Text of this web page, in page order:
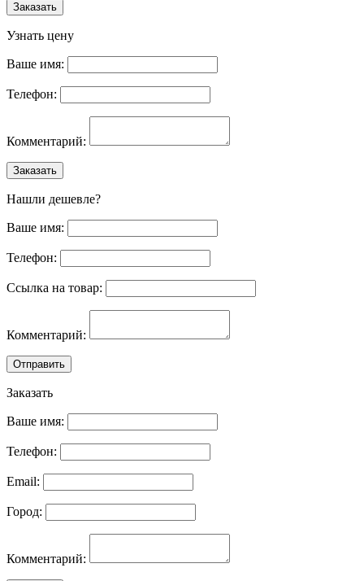
Заказать
Узнать цену
Ваше имя:
Телефон:
Комментарий:
Заказать
Нашли дешевле?
Ваше имя:
Телефон:
Ссылка на товар:
Комментарий:
Отправить
Заказать
Ваше имя:
Телефон:
Email:
Город:
Комментарий: